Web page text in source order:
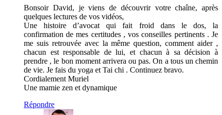
Bonsoir David, je viens de découvrir votre chaîne, après
quelques lectures de vos vidéos,
Une histoire d’avocat qui fait froid dans le dos, la
confirmation de mes certitudes , vos conseilles pertinents . Je
me suis retrouvée avec la même question, comment aider ,
chacun est responsable de lui, et chacun à sa décision à
prendre , le bon moment arrivera ou pas. On a tous un chemin
de vie. Je fais du yoga et Tai chi . Continuez bravo.
Cordialement Muriel
Une mamie zen et dynamique
Répondre